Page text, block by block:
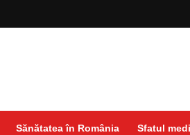
Sănătatea în România Sfatul